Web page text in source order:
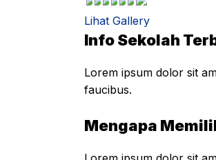
Lihat Gallery
Info Sekolah
Lorem ipsum dolor sit
faucibus.
Mengapa